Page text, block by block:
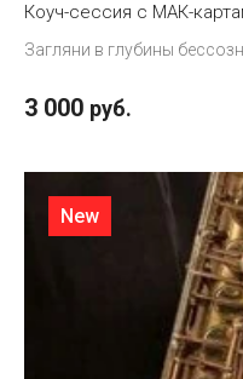
Коуч-сессия с МАК-
Загляни в глубины
3 000 руб.
New